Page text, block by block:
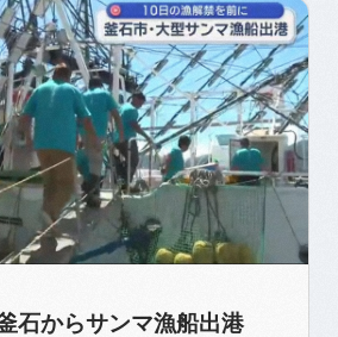
石からサンマ漁船出港